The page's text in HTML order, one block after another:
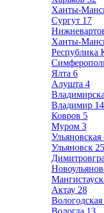
Ханты-
Сургут 17
Ханты-
Республика
Ялта 6
Алушта 4
Владимир 14
Ковров 5
Муром 3
Ульяновская
Ульяновск 25
Актау 28
Вологодская
Вологда 13